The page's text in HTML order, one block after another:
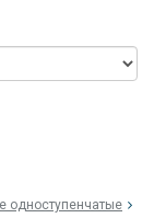
одноступенчатые